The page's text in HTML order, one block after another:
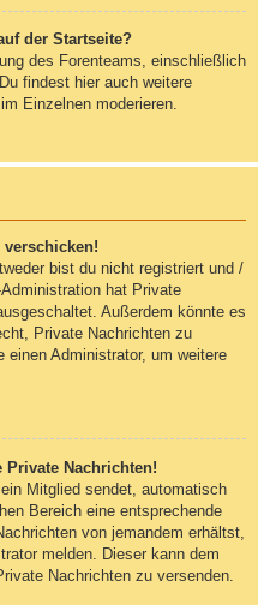
der Startseite?
des Forenteams, einschließlich
findest hier auch weitere
Einzelnen moderieren.
verschicken!
bist du nicht registriert und /
hat Private
Außerdem könnte es
Private Nachrichten zu
Administrator, um weitere
Nachrichten!
Mitglied sendet, automatisch
Bereich eine entsprechende
von jemandem erhältst,
melden. Dieser kann dem
Nachrichten zu versenden.